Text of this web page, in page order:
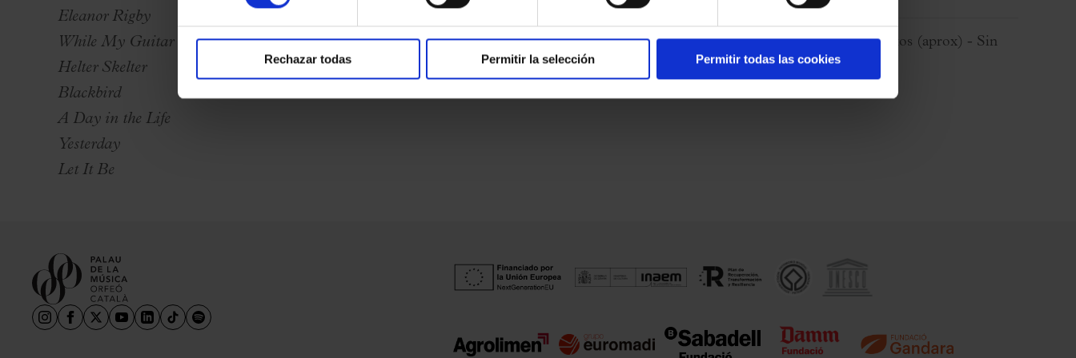
Rechazar todas Permitir la selección Permitir todas las cookies
Eleanor Rigby
While My Guitar Gently Weeps
Helter Skelter
Blackbird
A Day in the Life
Yesterday
Let It Be
Duración: 60 minutos (aprox) - Sin
pausa